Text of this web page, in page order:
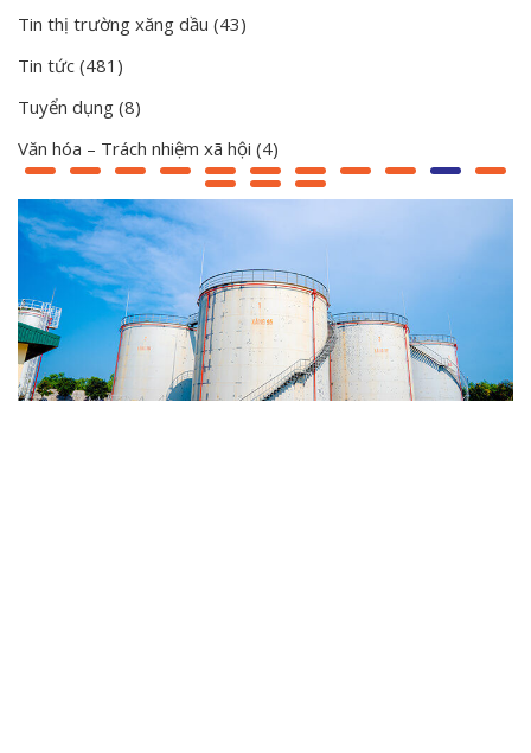
Tin thị trường xăng dầu (43)
Tin tức (481)
Tuyển dụng (8)
Văn hóa – Trách nhiệm xã hội (4)